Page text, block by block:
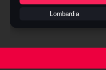
Lombardia